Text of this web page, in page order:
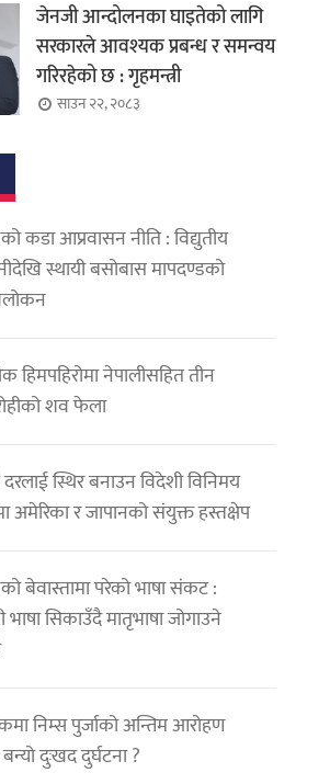
जेनजी आन्दोलनका घाइतेको लागि
सरकारले आवश्यक प्रबन्ध र समन्वय
गरिरहेको छ : गृहमन्त्री
साउन २२, २०८३
कडा आप्रवासन नीति : विद्युतीय
स्थायी बसोबास मापदण्डको
हिमपहिरोमा नेपालीसहित तीन
शव फेला
स्थिर बनाउन विदेशी विनिमय
अमेरिका र जापानको संयुक्त हस्तक्षेप
बेवास्तामा परेको भाषा संकट :
भाषा सिकाउँदै मातृभाषा जोगाउने
निम्स पुर्जाको अन्तिम आरोहण
दुःखद दुर्घटना ?